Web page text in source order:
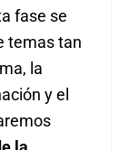
fase se
temas tan
la
y el